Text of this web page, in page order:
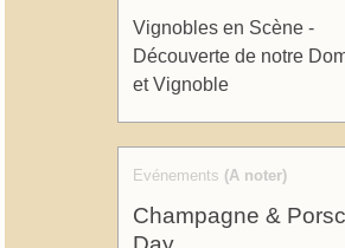
Vignobles en Scène -
Découverte de notre
et Vignoble
Evénements (A noter)
Champagne &